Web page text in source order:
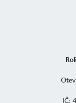
IČ: